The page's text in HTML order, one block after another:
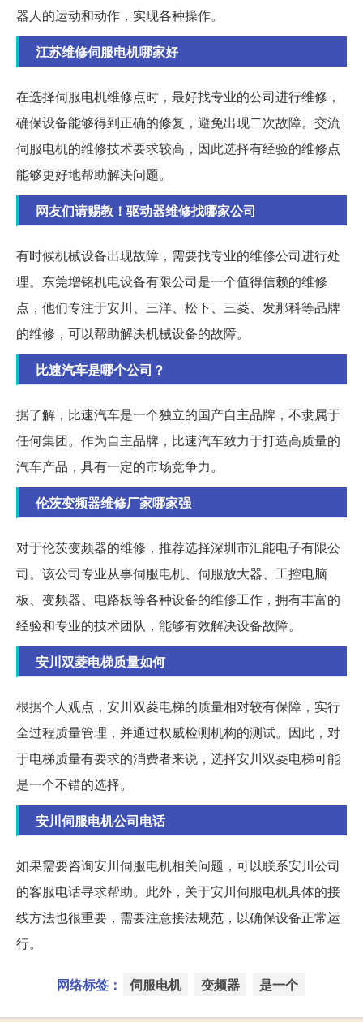
器人的运动和动作，实现各种操作。
江苏维修伺服电机哪家好
在选择伺服电机维修点时，最好找专业的公司进行维修，
确保设备能够得到正确的修复，避免出现二次故障。交流
伺服电机的维修技术要求较高，因此选择有经验的维修点
能够更好地帮助解决问题。
网友们请赐教！驱动器维修找哪家公司
有时候机械设备出现故障，需要找专业的维修公司进行处
理。东莞增铭机电设备有限公司是一个值得信赖的维修
点，他们专注于安川、三洋、松下、三菱、发那科等品牌
的维修，可以帮助解决机械设备的故障。
比速汽车是哪个公司？
据了解，比速汽车是一个独立的国产自主品牌，不隶属于
任何集团。作为自主品牌，比速汽车致力于打造高质量的
汽车产品，具有一定的市场竞争力。
伦茨变频器维修厂家哪家强
对于伦茨变频器的维修，推荐选择深圳市汇能电子有限公
司。该公司专业从事伺服电机、伺服放大器、工控电脑
板、变频器、电路板等各种设备的维修工作，拥有丰富的
经验和专业的技术团队，能够有效解决设备故障。
安川双菱电梯质量如何
根据个人观点，安川双菱电梯的质量相对较有保障，实行
全过程质量管理，并通过权威检测机构的测试。因此，对
于电梯质量有要求的消费者来说，选择安川双菱电梯可能
是一个不错的选择。
安川伺服电机公司电话
如果需要咨询安川伺服电机相关问题，可以联系安川公司
的客服电话寻求帮助。此外，关于安川伺服电机具体的接
线方法也很重要，需要注意接法规范，以确保设备正常运
行。
网络标签： 伺服电机 变频器 是一个